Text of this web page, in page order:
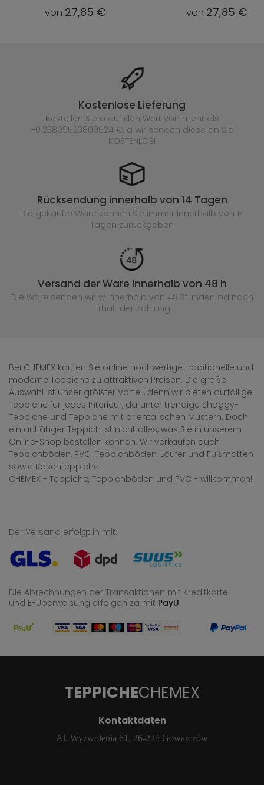
von 27,85 € von 27,85 €
Kostenlose Lieferung
Bestellen Sie o auf den Wert von mehr als
-0.23809523809524 €, a wir senden diese an Sie
KOSTENLOS!
Rücksendung innerhalb von 14 Tagen
Die gekaufte Ware können Sie immer innerhalb von 14
Tagen zurückgeben
Versand der Ware innerhalb von 48 h
Die Ware senden wir w innerhalb von 48 Stunden od nach
Erhalt der Zahlung
Bei CHEMEX kaufen Sie online hochwertige traditionelle und
moderne Teppiche zu attraktiven Preisen. Die große
Auswahl ist unser größter Vorteil, denn wir bieten auffällige
Teppiche für jedes Interieur, darunter trendige Shaggy-
Teppiche und Teppiche mit orientalischen Mustern. Doch
ein auffälliger Teppich ist nicht alles, was Sie in unserem
Online-Shop bestellen können. Wir verkaufen auch
Teppichböden, PVC-Teppichböden, Läufer und Fußmatten
sowie Rasenteppiche.
CHEMEX - Teppiche, Teppichböden und PVC - willkommen!
Der Versand erfolgt in mit:
Die Abrechnungen der Transaktionen mit Kreditkarte
und E-Überweisung erfolgen za mit PayU
TEPPICHECHEMEX
Kontaktdaten
Al. Wyzwolenia 61, 26-225 Gowarczów